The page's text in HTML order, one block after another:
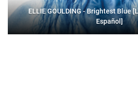
ELLIE GOULDING - Brightest Blue
Español]